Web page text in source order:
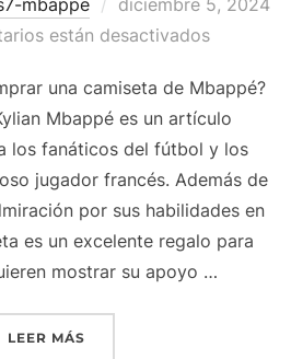
mbappe
el
diciembre 5, 2024
están desactivados
una camiseta de Mbappé?
Mbappé es un artículo
los fanáticos del fútbol y los
jugador francés. Además de
por sus habilidades en
es un excelente regalo para
mostrar su apoyo …
LEER MÁS«CAMISETA MBAPPE»